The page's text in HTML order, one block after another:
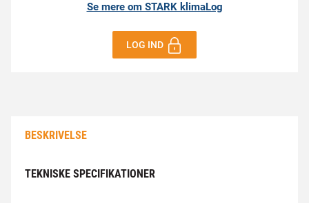
Se mere om STARK klimaLog
LOG IND
BESKRIVELSE
TEKNISKE SPECIFIKATIONER